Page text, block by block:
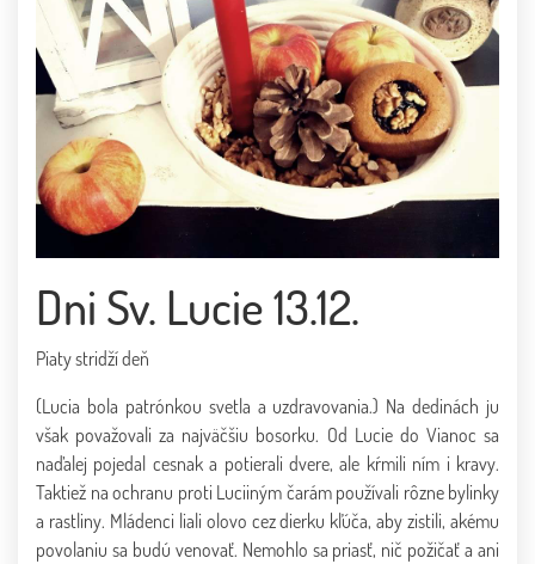
Dni Sv. Lucie 13.12.
Piaty stridží deň
(Lucia bola patrónkou svetla a uzdravovania.) Na dedinách ju
však považovali za najväčšiu bosorku. Od Lucie do Vianoc sa
naďalej pojedal cesnak a potierali dvere, ale kŕmili ním i kravy.
Taktiež na ochranu proti Luciiným čarám používali rôzne bylinky
a rastliny. Mládenci liali olovo cez dierku kľúča, aby zistili, akému
povolaniu sa budú venovať. Nemohlo sa priasť, nič požičať a ani